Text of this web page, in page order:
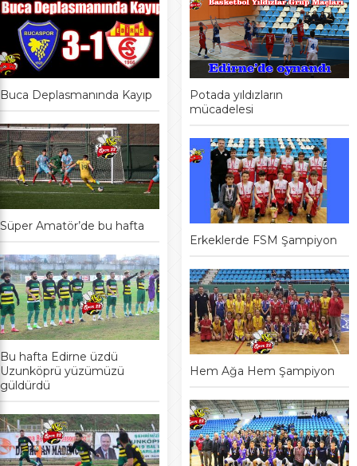
Buca Deplasmanında Kayıp
Süper Amatör’de bu hafta
Bu hafta Edirne üzdü
Uzunköprü yüzümüzü
güldürdü
Potada yıldızların
mücadelesi
Erkeklerde FSM Şampiyon
Hem Ağa Hem Şampiyon